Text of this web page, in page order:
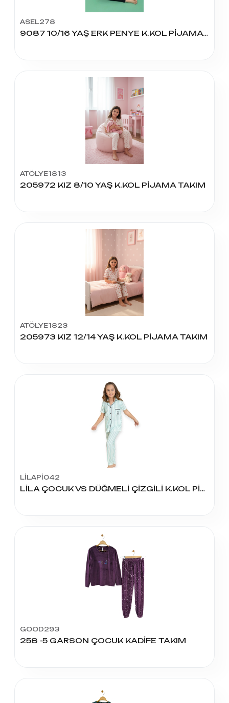
ASEL278
9087 10/16 YAŞ ERK PENYE K.KOL PİJAMA TK
ATÖLYE1813
205972 KIZ 8/10 YAŞ K.KOL PİJAMA TAKIM
ATÖLYE1823
205973 KIZ 12/14 YAŞ K.KOL PİJAMA TAKIM
LİLAPİ042
LİLA ÇOCUK VS DÜĞMELİ ÇİZGİLİ K.KOL PİJAMA TAKIM
GOOD293
258 -5 GARSON ÇOCUK KADİFE TAKIM